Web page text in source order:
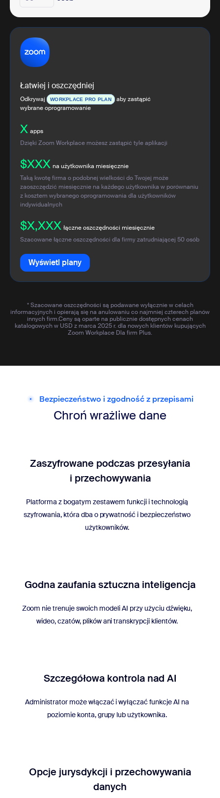
Łatwiej i oszczędniej
Odkrywaj WORKPLACE PRO PLAN
aby zastąpić
wybrane oprogramowanie
X apps
Dzięki Zoom Workplace możesz zastąpić tyle aplikacji
$XXX na użytkownika miesięcznie
Taką kwotę firma o podobnej wielkości do Twojej może
zaoszczędzić miesięcznie na każdego użytkownika w porównaniu
z kosztem wybranego oprogramowania dla użytkowników
indywidualnych
$X,XXX łączne oszczędności miesięcznie
Szacowane łączne oszczędności dla firmy zatrudniającej 50osób
Wyświetl plany
* Szacowane oszczędności są podawane wyłącznie w celach
informacyjnych i opierają się na anulowaniu co najmniej czterech planów
innych firm.Ceny są oparte na publicznie dostępnych cenach
katalogowych w USD z marca 2025 r. dla nowych klientów kupujących
Zoom Workplace Dla firm Plus.
Bezpieczeństwo i zgodność z przepisami
Chroń wrażliwe dane
Zaszyfrowane podczas przesyłania
i przechowywania
Platforma z bogatym zestawem funkcji i technologią
szyfrowania, która dba o prywatność i bezpieczeństwo
użytkowników.
Godna zaufania sztuczna inteligencja
Zoom nie trenuje swoich modeli AI przy użyciu dźwięku,
wideo, czatów, plików ani transkrypcji klientów.
Szczegółowa kontrola nad AI
Administrator może włączać i wyłączać funkcje AI na
poziomie konta, grupy lub użytkownika.
Opcje jurysdykcji i przechowywania
danych